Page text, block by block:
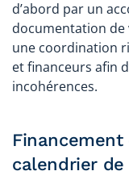
d’abord par un
documentation de
une coordination
et financeurs afin
incohérences.
calendrier de